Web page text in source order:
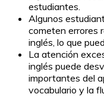
estudiantes.
Algunos
cometen errores
inglés, lo que
La atención
inglés puede
importantes del
vocabulario y la